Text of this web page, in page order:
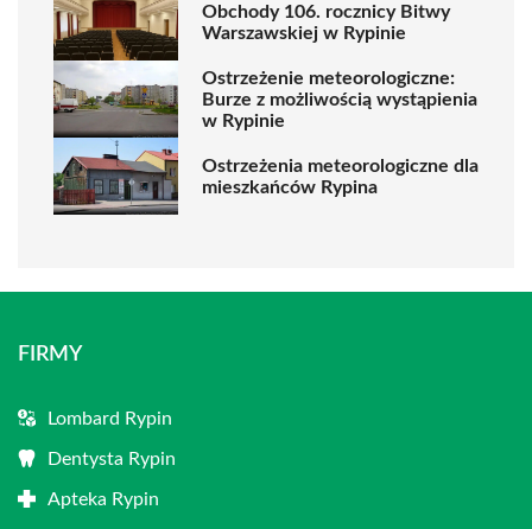
Obchody 106. rocznicy Bitwy
Warszawskiej w Rypinie
Ostrzeżenie meteorologiczne:
Burze z możliwością wystąpienia
w Rypinie
Ostrzeżenia meteorologiczne dla
mieszkańców Rypina
FIRMY
Lombard Rypin
Dentysta Rypin
Apteka Rypin